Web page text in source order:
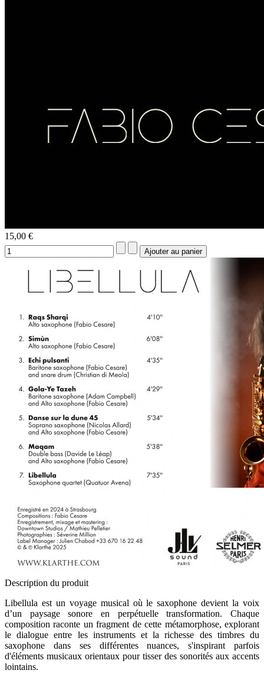
15,00 €
Description du produit
Libellula est un voyage musical où le saxophone devient la voix
d’un paysage sonore en perpétuelle transformation. Chaque
composition raconte un fragment de cette métamorphose, explorant
le dialogue entre les instruments et la richesse des timbres du
saxophone dans ses différentes nuances, s'inspirant parfois
d'éléments musicaux orientaux pour tisser des sonorités aux accents
lointains.